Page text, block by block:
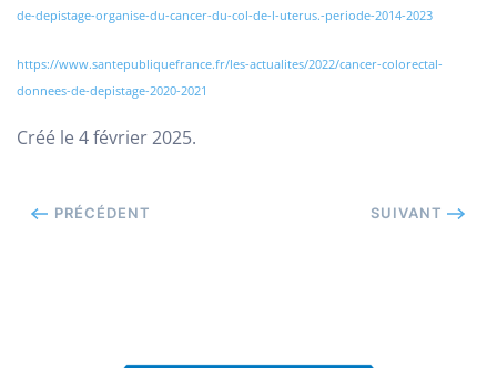
de-depistage-organise-du-cancer-du-col-de-l-uterus.-periode-2014-2023
https://www.santepubliquefrance.fr/les-actualites/2022/cancer-colorectal-
donnees-de-depistage-2020-2021
Créé le 4 février 2025.
PRÉCÉDENT SUIVANT